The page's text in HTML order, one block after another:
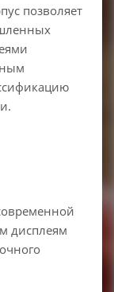
позволяет
дисплеям